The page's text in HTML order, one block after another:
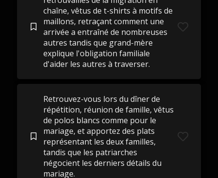
chaîne, vêtus de t-shirts à motifs de
maillons, retraçant comment une
arrivée a entraîné de nombreuses
autres tandis que grand-mère
explique l'obligation familiale
d'aider les autres à traverser.
Retrouvez-vous lors du dîner de
répétition, réunion de famille, vêtus
de polos blancs comme pour le
mariage, et apportez des plats
représentant les deux familles,
tandis que les patriarches
négocient les derniers détails du
mariage.